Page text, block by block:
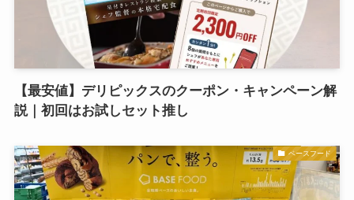
【最安値】デリピックスのクーポン・キャンペーン解
説｜初回はお試しセット推し
ベースフード